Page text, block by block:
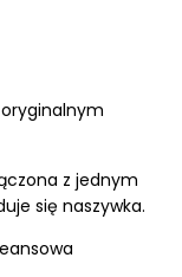
z jednym
się naszywka.